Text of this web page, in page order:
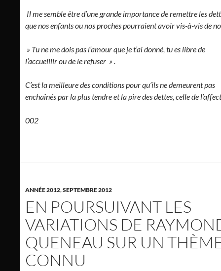
Il me semble être d’une grande importance de remettre les
que nos enfants ou nos proches pourraient avoir vis-à-vis de
» Tu ne me dois pas l’amour que je t’ai donné, tu es libre de
l’accueillir ou de le refuser » .
C’est la meilleure des conditions pour qu’ils ne demeurent pas
enchaînés par la plus tendre et la pire des dettes, celle de
002
ANNÉE 2012,SEPTEMBRE 2012
EN POURSUIVANT LES
VARIATIONS DE
QUENEAU SUR UN
CONNU